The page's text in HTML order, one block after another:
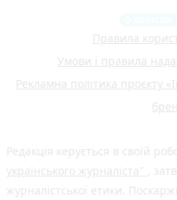
Правила
Умови і правила
Рекламна політика проєкту
Редакція керується в своїй
українського журналіста"
,
журналістської етики.